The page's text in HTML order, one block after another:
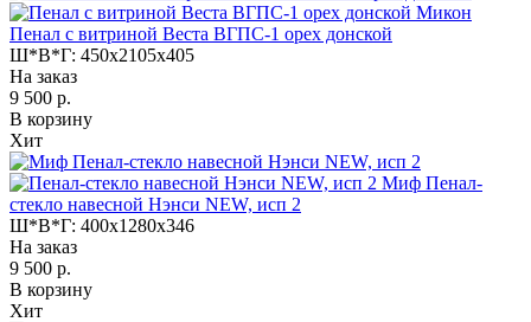
Микон
Пенал с витриной Веста ВГПС-1 орех донской
Ш*В*Г: 450x2105x405
На заказ
9 500 р.
В корзину
Хит
Миф Пенал-
стекло навесной Нэнси NEW, исп 2
Ш*В*Г: 400x1280x346
На заказ
9 500 р.
В корзину
Хит